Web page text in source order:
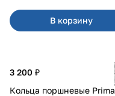
В корзину
3 200 ₽
Кольца поршневые Prima